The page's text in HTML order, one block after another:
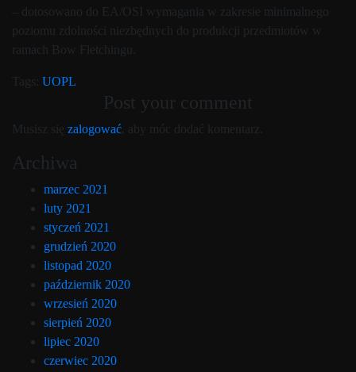
– dotosowano do EA/OSI wymagania w zakresie minimalnego
poziomu zdolności niezbędnych do produkcji przedmiotów w
ramach Bow Fletchingu.
Tags: UOPL
Post your comment
Musisz się zalogować , aby móc dodać komentarz.
Archiwa
marzec 2021
luty 2021
styczeń 2021
grudzień 2020
listopad 2020
październik 2020
wrzesień 2020
sierpień 2020
lipiec 2020
czerwiec 2020